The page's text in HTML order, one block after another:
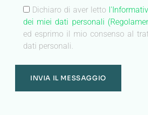
Dichiaro di aver letto
dei miei dati personali
ed esprimo il mio consenso al
dati personali.